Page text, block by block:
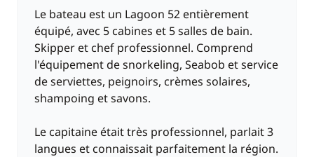
Le bateau est un Lagoon 52 entièrement
équipé, avec 5 cabines et 5 salles de bain.
Skipper et chef professionnel. Comprend
l'équipement de snorkeling, Seabob et service
de serviettes, peignoirs, crèmes solaires,
shampoing et savons.
Le capitaine était très professionnel, parlait 3
langues et connaissait parfaitement la région.